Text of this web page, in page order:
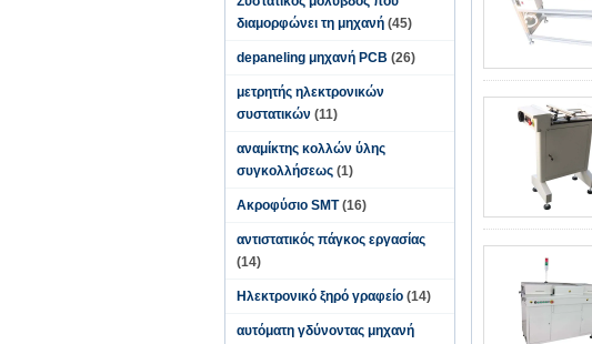
διαμορφώνει τη μηχανή (45)
depaneling μηχανή PCB (26)
μετρητής ηλεκτρονικών
συστατικών (11)
αναμίκτης κολλών ύλης
συγκολλήσεως (1)
Ακροφύσιο SMT (16)
αντιστατικός πάγκος εργασίας
(14)
Ηλεκτρονικό ξηρό γραφείο (14)
αυτόματη γδύνοντας μηχανή